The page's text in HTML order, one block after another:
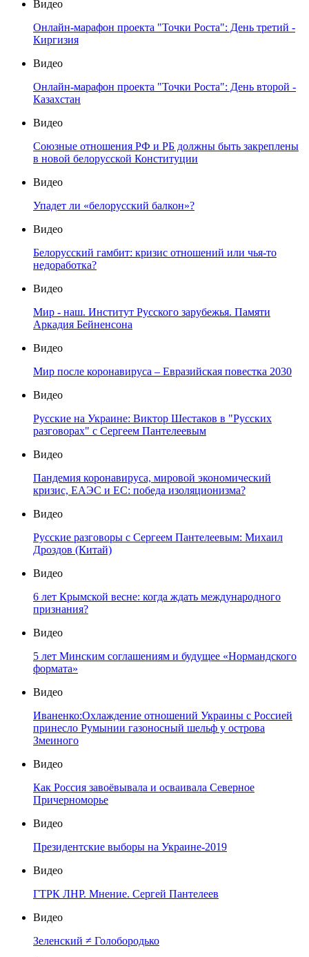
Видео
Онлайн-марафон проекта "Точки Роста": День третий -
Киргизия
Видео
Онлайн-марафон проекта "Точки Роста": День второй -
Казахстан
Видео
Союзные отношения РФ и РБ должны быть закреплены
в новой белорусской Конституции
Видео
Упадет ли «белорусский балкон»?
Видео
Белорусский гамбит: кризис отношений или чья-то
недоработка?
Видео
Мир - наш. Институт Русского зарубежья. Памяти
Аркадия Бейненсона
Видео
Мир после коронавируса – Евразийская повестка 2030
Видео
Русские на Украине: Виктор Шестаков в "Русских
разговорах" с Сергеем Пантелеевым
Видео
Пандемия коронавируса, мировой экономический
кризис, ЕАЭС и ЕС: победа изоляционизма?
Видео
Русские разговоры с Сергеем Пантелеевым: Михаил
Дроздов (Китай)
Видео
6 лет Крымской весне: когда ждать международного
признания?
Видео
5 лет Минским соглашениям и будущее «Нормандского
формата»
Видео
Иваненко:Охлаждение отношений Украины с Россией
принесло Румынии газоносный шельф у острова
Змеиного
Видео
Как Россия завоёвывала и осваивала Северное
Причерноморье
Видео
Президентские выборы на Украине-2019
Видео
ГТРК ЛНР. Мнение. Сергей Пантелеев
Видео
Зеленский ≠ Голобородько